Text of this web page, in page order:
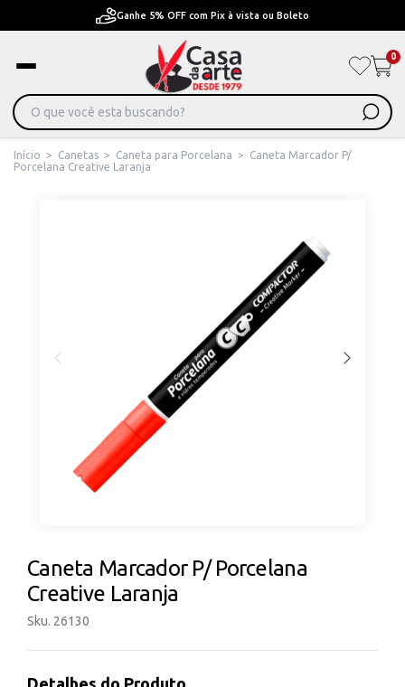
Ganhe 5% OFF com Pix à vista ou Boleto
0
Início > Canetas > Caneta para Porcelana >
Caneta Marcador P/
Porcelana Creative Laranja
Caneta Marcador P/ Porcelana
Creative Laranja
Sku. 26130
Detalhes do Produto